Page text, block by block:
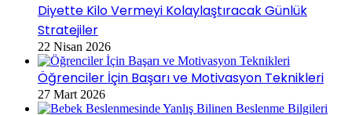
Diyette Kilo Vermeyi Kolaylaştıracak Günlük
Stratejiler
22 Nisan 2026
Öğrenciler İçin Başarı ve Motivasyon Teknikleri
27 Mart 2026